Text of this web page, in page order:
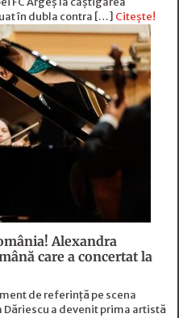
în dubla contra […] Citește!
Alexandra
care a concertat la
de referință pe scena
a devenit prima artistă